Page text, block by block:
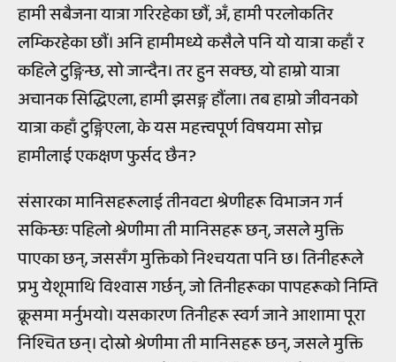
हामी सबैजना यात्रा गरिरहेका छौं, अँ, हामी परलोकतिर
लम्किरहेका छौं। अनि हामीमध्ये कसैले पनि यो यात्रा कहाँ र
कहिले टुङ्गिन्छ, सो जान्दैन। तर हुन सक्छ, यो हाम्रो यात्रा
अचानक सिद्धिएला, हामी झसङ्ग हौंला। तब हाम्रो जीवनको
यात्रा कहाँ टुङ्गिएला, के यस महत्त्वपूर्ण विषयमा सोच्न
हामीलाई एकक्षण फुर्सद छैन?
संसारका मानिसहरूलाई तीनवटा श्रेणीहरू विभाजन गर्न
सकिन्छः पहिलो श्रेणीमा ती मानिसहरू छन्, जसले मुक्ति
पाएका छन्, जससँग मुक्तिको निश्चयता पनि छ। तिनीहरूले
प्रभु येशूमाथि विश्वास गर्छन्, जो तिनीहरूका पापहरूको निम्ति
क्रूसमा मर्नुभयो। यसकारण तिनीहरू स्वर्ग जाने आशामा पूरा
निश्चित छन्। दोस्रो श्रेणीमा ती मानिसहरू छन्, जसले मुक्ति